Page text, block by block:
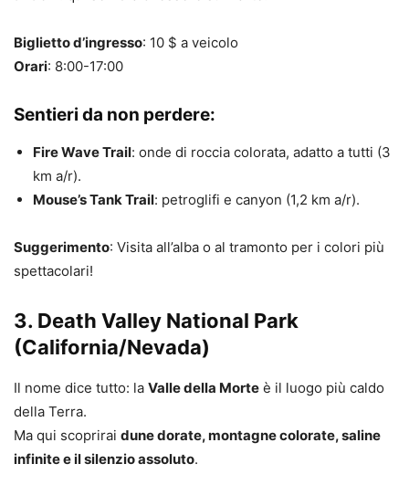
Biglietto d’ingresso: 10 $ a veicolo
Orari: 8:00-17:00
Sentieri da non perdere:
Fire Wave Trail: onde di roccia colorata, adatto a tutti (3
km a/r).
Mouse’s Tank Trail: petroglifi e canyon (1,2 km a/r).
Suggerimento: Visita all’alba o al tramonto per i colori più
spettacolari!
3. Death Valley National Park
(California/Nevada)
Il nome dice tutto: la Valle della Morte è il luogo più caldo
della Terra.
Ma qui scoprirai dune dorate, montagne colorate, saline
infinite e il silenzio assoluto.